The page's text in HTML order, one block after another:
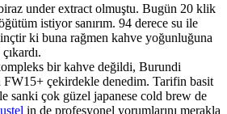
under extract olmuştu. Bugün 20 klik
istiyor sanırım. 94 derece su ile
ki buna rağmen kahve yoğunluğuna
bir kahve değildi, Burundi
çekirdekle denedim. Tarifin basit
sanki çok güzel japanese cold brew de
in de profesyonel yorumlarını merakla